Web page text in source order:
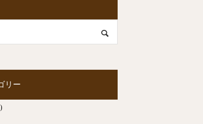
リー